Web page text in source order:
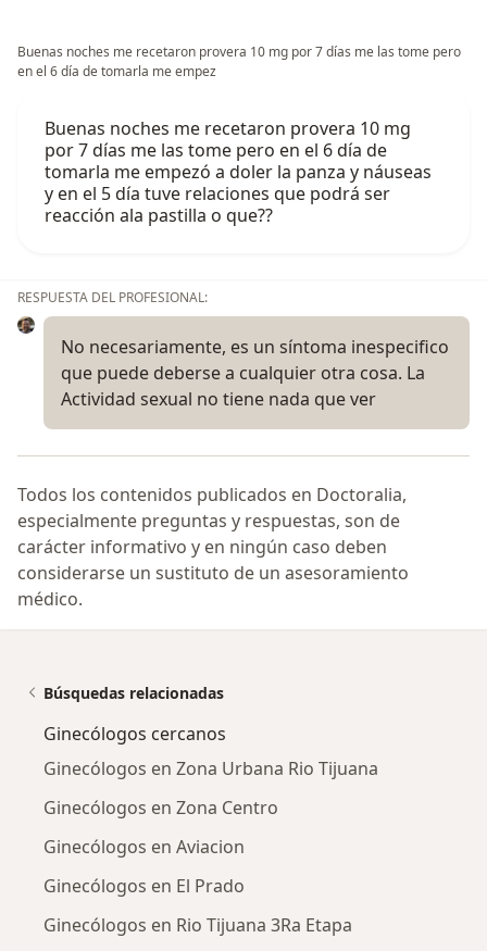
Buenas noches me recetaron provera 10 mg por 7 días me las tome pero
en el 6 día de tomarla me empez
Buenas noches me recetaron provera 10 mg
por 7 días me las tome pero en el 6 día de
tomarla me empezó a doler la panza y náuseas
y en el 5 día tuve relaciones que podrá ser
reacción ala pastilla o que??
RESPUESTA DEL PROFESIONAL:
No necesariamente, es un síntoma inespecifico
que puede deberse a cualquier otra cosa. La
Actividad sexual no tiene nada que ver
Todos los contenidos publicados en Doctoralia,
especialmente preguntas y respuestas, son de
carácter informativo y en ningún caso deben
considerarse un sustituto de un asesoramiento
médico.
Búsquedas relacionadas
Ginecólogos cercanos
Ginecólogos en Zona Urbana Rio Tijuana
Ginecólogos en Zona Centro
Ginecólogos en Aviacion
Ginecólogos en El Prado
Ginecólogos en Rio Tijuana 3Ra Etapa